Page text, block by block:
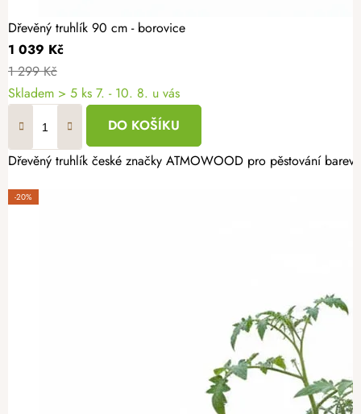
Dřevěný truhlík 90 cm - borovice
1 039 Kč
1 299 Kč
Skladem > 5 ks 7. - 10. 8. u vás
DO KOŠÍKU
Dřevěný truhlík české značky ATMOWOOD pro pěstování
-20%